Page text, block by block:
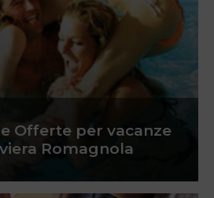
Offerte per vacanze
Romagnola